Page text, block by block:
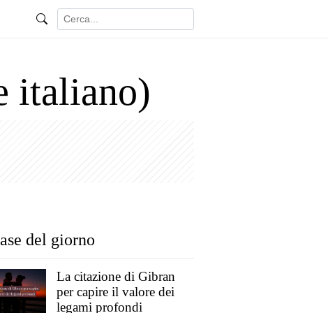
italiano)
del giorno
La citazione di Gibran
per capire il valore dei
legami profondi